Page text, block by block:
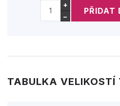
+
−
TABULKA VELIKOSTÍ